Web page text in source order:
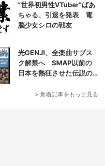
“世界初男性VTuber”ばあ
ちゃる、引退を発表 電
脳少女シロの戦友
光GENJI、全楽曲サブス
ク解禁へ SMAP以前の
日本を熱狂させた伝説の
> 新着記事をもっと見る